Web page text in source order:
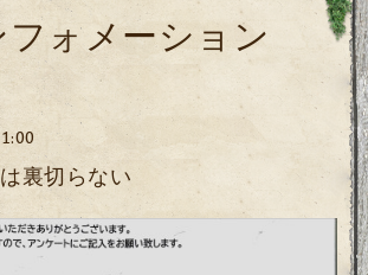
ォメーション
裏切らない